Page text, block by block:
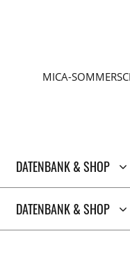
MICA-
DATENBANK & SHOP
DATENBANK & SHOP